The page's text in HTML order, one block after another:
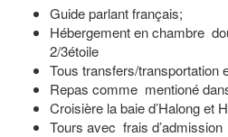
Guide parlant français;
Hébergement en chambre
2/3étoile
Tous transfers/transportation
Repas comme mentioné
Croisière la baie d’Halong et
Tours avec frais d’admission